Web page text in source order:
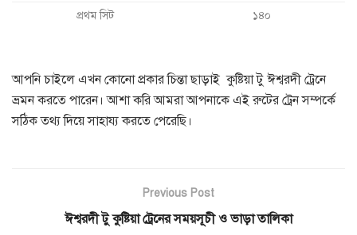
প্রথম সিট ১৪০
আপনি চাইলে এখন কোনো প্রকার চিন্তা ছাড়াই কুষ্টিয়া টু ঈশ্বরদী ট্রেনে
ভ্রমন করতে পারেন। আশা করি আমরা আপনাকে এই রুটের ট্রেন সম্পর্কে
সঠিক তথ্য দিয়ে সাহায্য করতে পেরেছি।
Previous Post
ঈশ্বরদী টু কুষ্টিয়া ট্রেনের সময়সূচী ও ভাড়া তালিকা